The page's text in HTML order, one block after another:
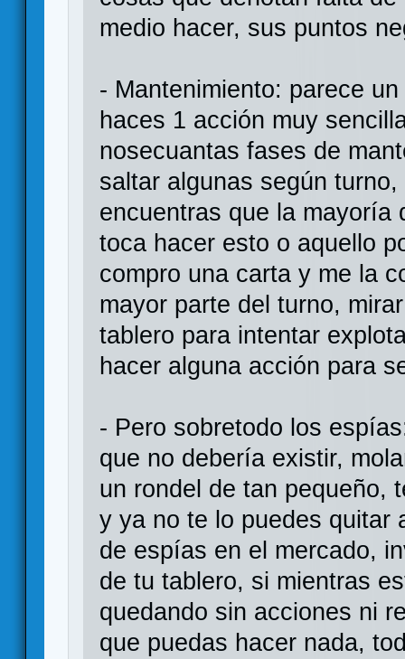
medio hacer, sus puntos
- Mantenimiento: parece
haces 1 acción muy
nosecuantas fases de
saltar algunas según
encuentras que la mayoría
toca hacer esto o aquello
compro una carta y me la
mayor parte del turno,
tablero para intentar
hacer alguna acción para
- Pero sobretodo los
que no debería existir,
un rondel de tan pequeño,
y ya no te lo puedes quitar
de espías en el mercado,
de tu tablero, si mientras
quedando sin acciones ni
que puedas hacer nada,